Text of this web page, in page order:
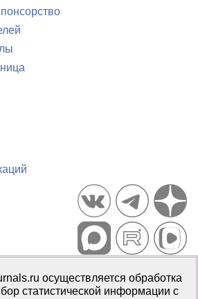
изданий PsyJournals.ru, 2007–2026
материаловосуществляется обработка
статистической информации с